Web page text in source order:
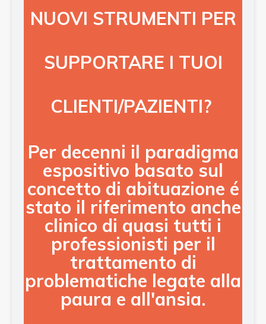
NUOVI STRUMENTI PER
SUPPORTARE I TUOI
CLIENTI/PAZIENTI?
Per decenni il paradigma
espositivo basato sul
concetto di abituazione é
stato il riferimento anche
clinico di quasi tutti i
professionisti per il
trattamento di
problematiche legate alla
paura e all'ansia.